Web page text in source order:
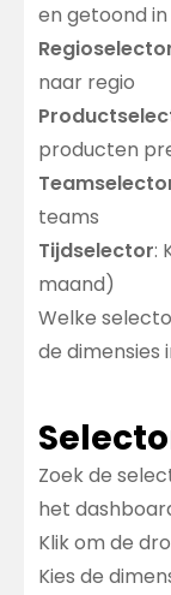
en getoond
naar regio
producten
teams
Tijdselector:
maand)
Welke
de dimensies
Zoek de
het
Klik om de
Kies de